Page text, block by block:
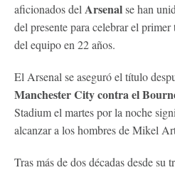
aficionados del Arsenalse han
del presente para celebrar el
del equipo en 22 años.
El Arsenal se aseguró el título
Manchester City contra el
Stadium el martes por la noche
alcanzar a los hombres de Mikel
Tras más de dos décadas desde su